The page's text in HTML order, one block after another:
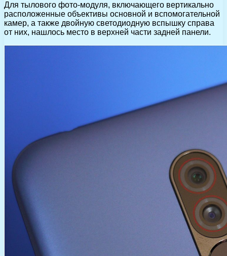
Для тылового фото-модуля, включающего вертикально
расположенные объективы основной и вспомогательной
камер, а также двойную светодиодную вспышку справа
от них, нашлось место в верхней части задней панели.